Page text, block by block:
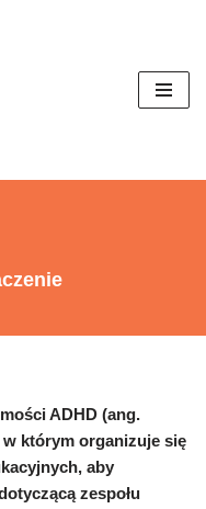
ADHD (ang.
którym organizuje się
aby
zespołu